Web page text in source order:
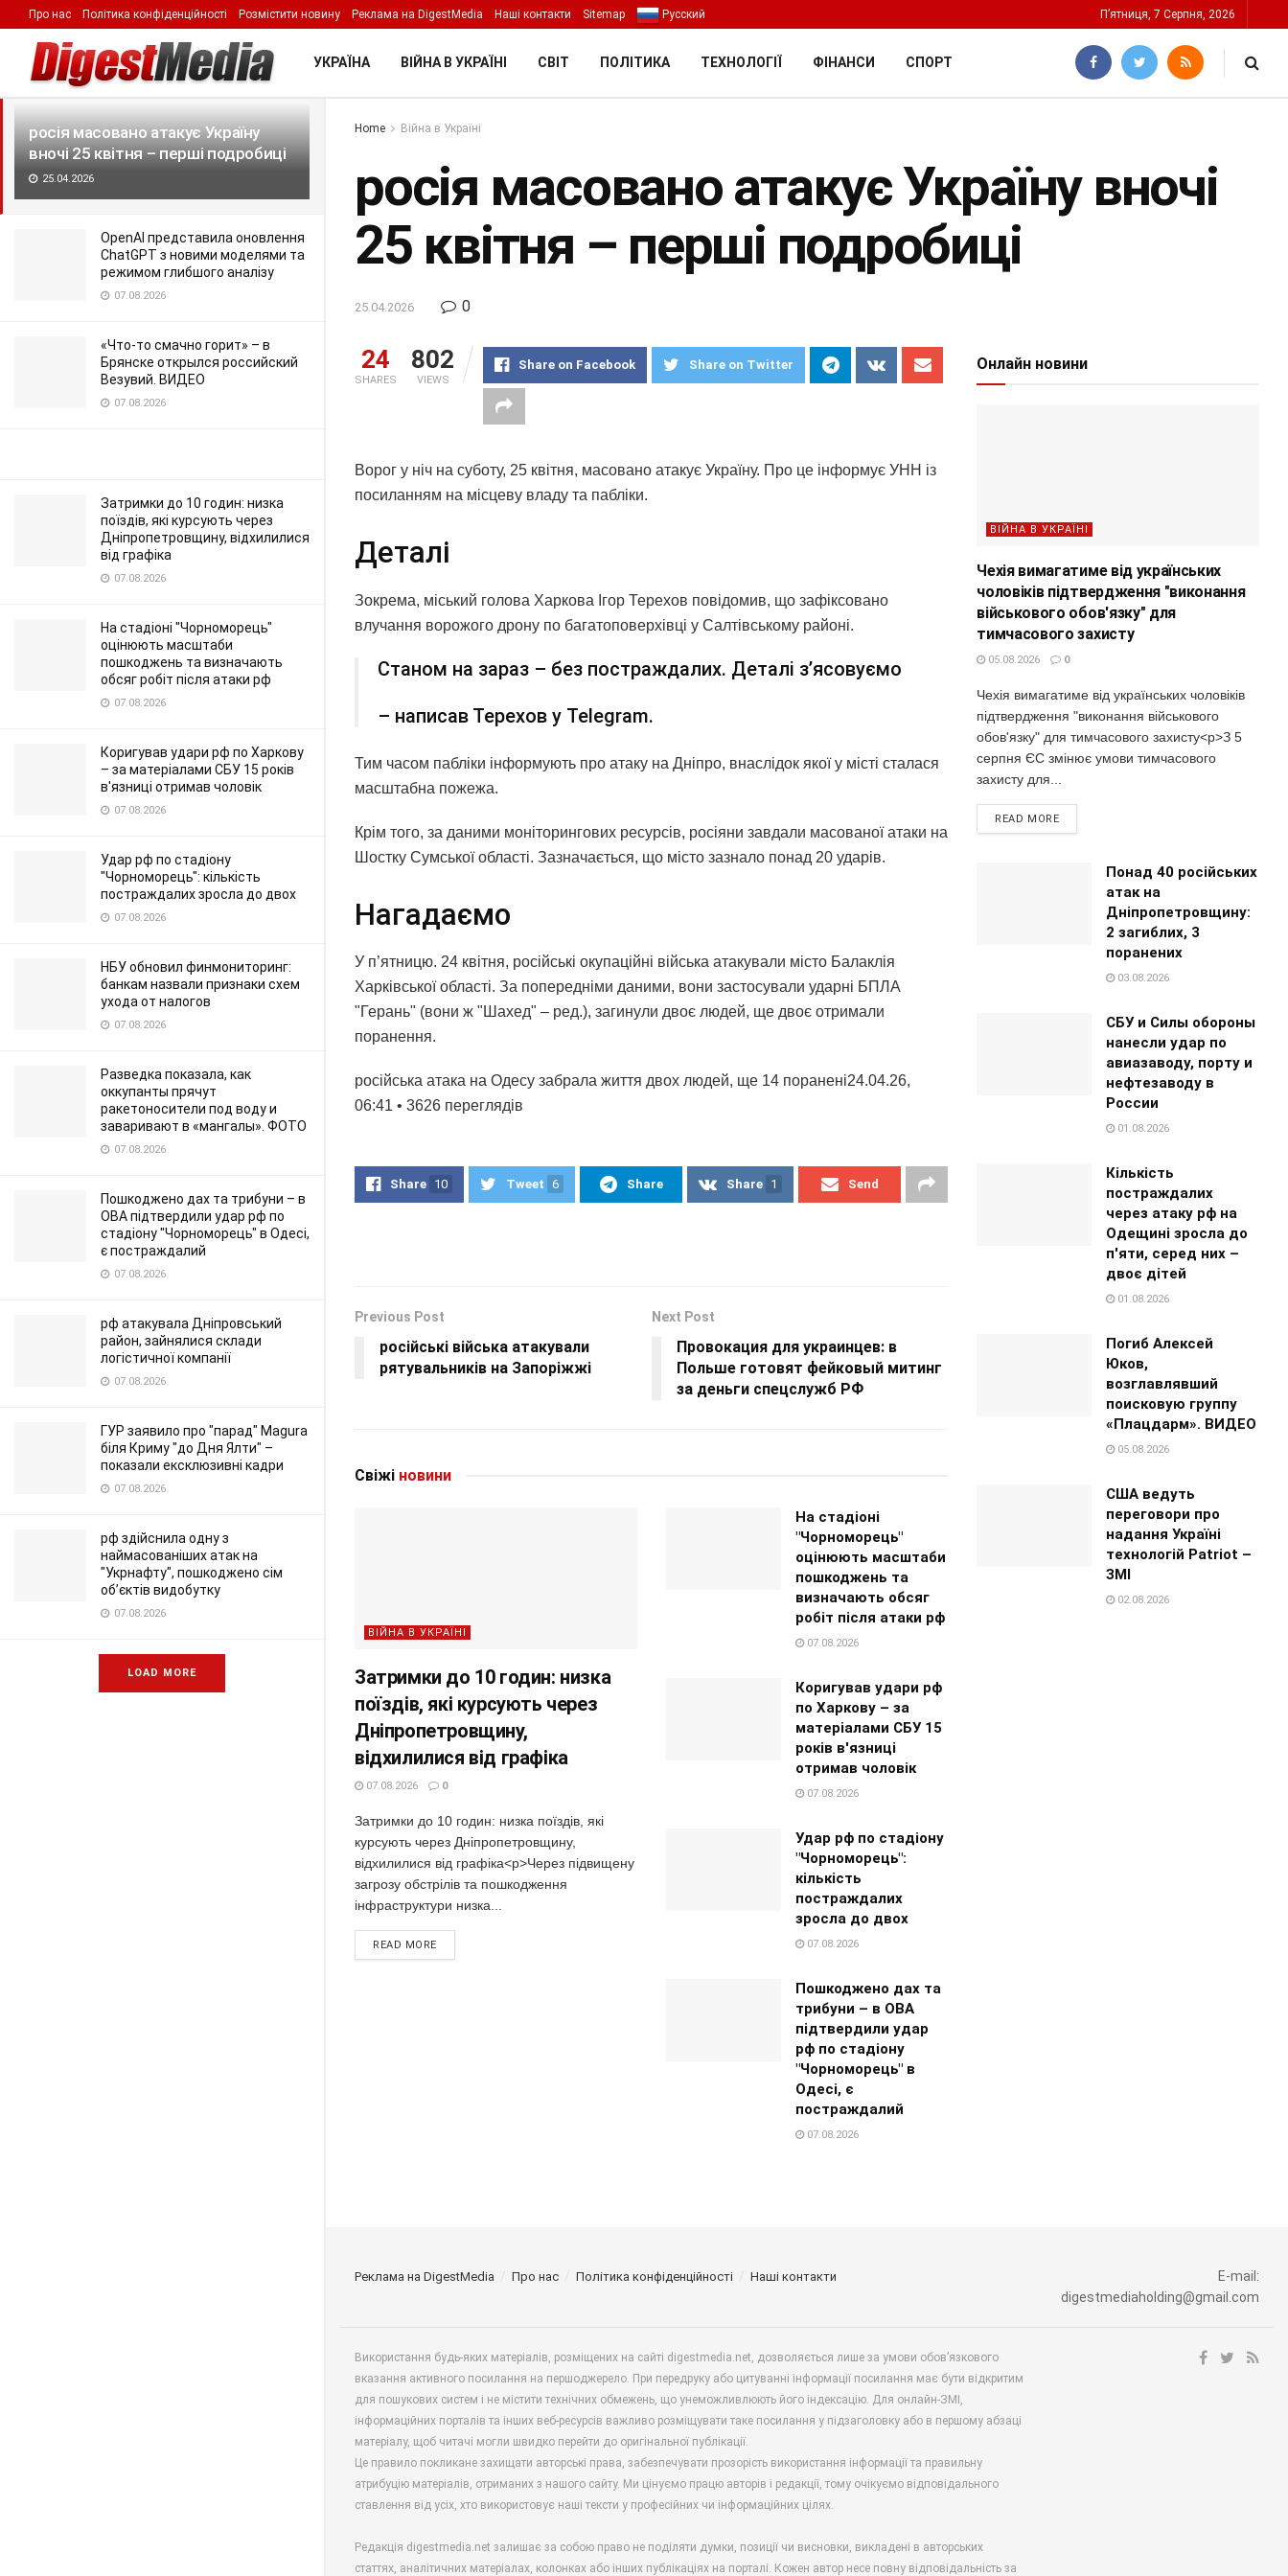
LATEST TRENDING Filter
росія масовано атакує Україну
вночі 25 квітня – перші подробиці
25.04.2026
OpenAI представила оновлення
ChatGPT з новими моделями та
режимом глибшого аналізу
07.08.2026
«Что-то смачно горит» – в
Брянске открылся российский
Везувий. ВИДЕО
07.08.2026
Затримки до 10 годин: низка
поїздів, які курсують через
Дніпропетровщину, відхилилися
від графіка
07.08.2026
На стадіоні "Чорноморець"
оцінюють масштаби
пошкоджень та визначають
обсяг робіт після атаки рф
07.08.2026
Коригував удари рф по Харкову
– за матеріалами СБУ 15 років
в'язниці отримав чоловік
07.08.2026
Удар рф по стадіону
"Чорноморець": кількість
постраждалих зросла до двох
07.08.2026
НБУ обновил финмониторинг:
банкам назвали признаки схем
ухода от налогов
07.08.2026
Разведка показала, как
оккупанты прячут
ракетоносители под воду и
заваривают в «мангалы». ФОТО
07.08.2026
Пошкоджено дах та трибуни – в
ОВА підтвердили удар рф по
стадіону "Чорноморець" в Одесі,
є постраждалий
07.08.2026
рф атакувала Дніпровський
район, зайнялися склади
логістичної компанії
07.08.2026
ГУР заявило про "парад" Magura
біля Криму "до Дня Ялти" –
показали ексклюзивні кадри
07.08.2026
рф здійснила одну з
наймасованіших атак на
"Укрнафту", пошкоджено сім
об’єктів видобутку
07.08.2026
LOAD MORE
Про нас Політика конфіденційності Розмістити новину Реклама на DigestMedia Наші контакти Sitemap Русский П’ятниця, 7 Серпня, 2026
УКРАЇНА ВІЙНА В УКРАЇНІ СВІТ ПОЛІТИКА ТЕХНОЛОГІЇ ФІНАНСИ СПОРТ
Home Війна в Україні
росія масовано атакує Україну вночі
25 квітня – перші подробиці
25.04.2026 0
24
SHARES
802
VIEWS
Share on Facebook Share on Twitter
Ворог у ніч на суботу, 25 квітня, масовано атакує Україну. Про це інформує УНН із
посиланням на місцеву владу та пабліки.
Деталі
Зокрема, міський голова Харкова Ігор Терехов повідомив, що зафіксовано
влучання ворожого дрону по багатоповерхівці у Салтівському районі.
Станом на зараз – без постраждалих. Деталі зʼясовуємо
– написав Терехов у Telegram.
Тим часом пабліки інформують про атаку на Дніпро, внаслідок якої у місті сталася
масштабна пожежа.
Крім того, за даними моніторингових ресурсів, росіяни завдали масованої атаки на
Шостку Сумської області. Зазначається, що місто зазнало понад 20 ударів.
Нагадаємо
У п’ятницю. 24 квітня, російські окупаційні війська атакували місто Балаклія
Харківської області. За попередніми даними, вони застосували ударні БПЛА
"Герань" (вони ж "Шахед" – ред.), загинули двоє людей, ще двоє отримали
поранення.
російська атака на Одесу забрала життя двох людей, ще 14 поранені24.04.26,
06:41 • 3626 переглядiв
Share 10 Tweet 6 Share Share 1 Send
Previous Post
російські війська атакували
рятувальників на Запоріжжі
Next Post
Провокация для украинцев: в
Польше готовят фейковый митинг
за деньги спецслужб РФ
Свіжі новини
ВІЙНА В УКРАЇНІ
Затримки до 10 годин: низка
поїздів, які курсують через
Дніпропетровщину,
відхилилися від графіка
07.08.2026 0
Затримки до 10 годин: низка поїздів, які
курсують через Дніпропетровщину,
відхилилися від графіка<p>Через підвищену
загрозу обстрілів та пошкодження
інфраструктури низка...
READ MORE
На стадіоні
"Чорноморець"
оцінюють масштаби
пошкоджень та
визначають обсяг
робіт після атаки рф
07.08.2026
Коригував удари рф
по Харкову – за
матеріалами СБУ 15
років в'язниці
отримав чоловік
07.08.2026
Удар рф по стадіону
"Чорноморець":
кількість
постраждалих
зросла до двох
07.08.2026
Пошкоджено дах та
трибуни – в ОВА
підтвердили удар
рф по стадіону
"Чорноморець" в
Одесі, є
постраждалий
07.08.2026
Онлайн новини
ВІЙНА В УКРАЇНІ
Чехія вимагатиме від українських
чоловіків підтвердження "виконання
військового обов'язку" для
тимчасового захисту
05.08.2026 0
Чехія вимагатиме від українських чоловіків
підтвердження "виконання військового
обов'язку" для тимчасового захисту<p>З 5
серпня ЄС змінює умови тимчасового
захисту для...
READ MORE
Понад 40 російських
атак на
Дніпропетровщину:
2 загиблих, 3
поранених
03.08.2026
СБУ и Силы обороны
нанесли удар по
авиазаводу, порту и
нефтезаводу в
России
01.08.2026
Кількість
постраждалих
через атаку рф на
Одещині зросла до
п'яти, серед них –
двоє дітей
01.08.2026
Погиб Алексей
Юков,
возглавлявший
поисковую группу
«Плацдарм». ВИДЕО
05.08.2026
США ведуть
переговори про
надання Україні
технологій Patriot –
ЗМІ
02.08.2026
Реклама на DigestMedia Про нас Політика конфіденційності Наші контакти
E-mail:
digestmediaholding@gmail.com
Використання будь-яких матеріалів, розміщених на сайті digestmedia.net, дозволяється лише за умови обов’язкового
вказання активного посилання на першоджерело. При передруку або цитуванні інформації посилання має бути відкритим
для пошукових систем і не містити технічних обмежень, що унеможливлюють його індексацію. Для онлайн-ЗМІ,
інформаційних порталів та інших веб-ресурсів важливо розміщувати таке посилання у підзаголовку або в першому абзаці
матеріалу, щоб читачі могли швидко перейти до оригінальної публікації.
Це правило покликане захищати авторські права, забезпечувати прозорість використання інформації та правильну
атрибуцію матеріалів, отриманих з нашого сайту. Ми цінуємо працю авторів і редакції, тому очікуємо відповідального
ставлення від усіх, хто використовує наші тексти у професійних чи інформаційних цілях.
Редакція digestmedia.net залишає за собою право не поділяти думки, позиції чи висновки, викладені в авторських
статтях, аналітичних матеріалах, колонках або інших публікаціях на порталі. Кожен автор несе повну відповідальність за